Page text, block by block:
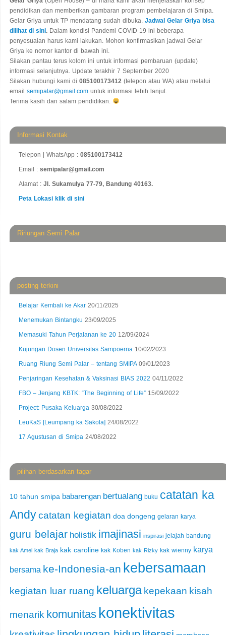
pendidikan dan memberikan gambaran program pembelajaran di Smipa.
Gelar Griya untuk TP mendatang sudah dibuka. Jadwal Gelar Griya bisa
dilihat di sini. Dalam kondisi Pandemi COVID-19 ini beberapa
penyesuaian harus kami lakukan. Mohon konfirmasikan jadwal Gelar
Griya ke nomor kantor di bawah ini.
Silakan pantau terus kolom ini untuk informasi pembaruan (update)
informasi selanjutnya. Update terakhir 7 September 2020
Silakan hubungi kami di 085100173412 (telepon atau WA) atau melalui
email semipalar@gmail.com untuk informasi lebih lanjut.
Terima kasih dan salam pendidikan.
Informasi Kontak
Telepon | WhatsApp : 085100173412
Email : semipalar@gmail.com
Alamat : Jl. Sukamulya 77-79, Bandung 40163.
Peta Lokasi klik di sini
Ririungan Semi Palar
posting terkini
Belajar Kembali ke Akar 20/11/2025
Menemukan Bintangku 23/09/2025
Memasuki Tahun Perjalanan ke 20 12/09/2024
Kujungan Dosen Universitas Sampoerna 10/02/2023
Ruang Riung Semi Palar – tentang SMIPA 09/01/2023
Penjaringan Kesehatan & Vaksinasi BIAS 2022 04/11/2022
FBO – Jenjang KBTK: “The Beginning of Life” 15/09/2022
Project: Pusaka Keluarga 30/08/2022
LeuKaS [Leumpang ka Sakola] 24/08/2022
17 Agustusan di Smipa 24/08/2022
pilihan berdasarkan tagar
10 tahun smipa babarengan bertualang buku catatan ka
Andycatatan kegiatan doa dongeng gelaran karya
guru belajar holistik imajinasi inspirasi jelajah bandung
kak Amel kak Braja kak caroline kak Koben kak Rizky kak wienny karya
bersama ke-Indonesia-an kebersamaan
kegiatan luar ruang keluarga kepekaan kisah
menarik komunitas konektivitas